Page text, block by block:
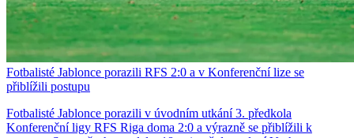
Fotbalisté Jablonce porazili RFS 2:0 a v Konferenční lize se
přiblížili postupu
Fotbalisté Jablonce porazili v úvodním utkání 3. předkola
Konferenční ligy RFS Riga doma 2:0 a výrazně se přiblížili k